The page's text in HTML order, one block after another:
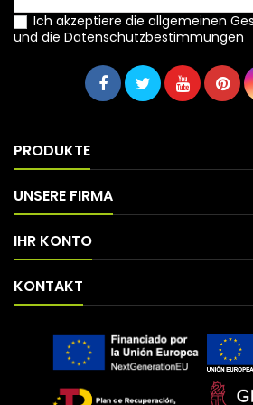
Ich akzeptiere die allgemeinen
und die Datenschutzbestimmungen
PRODUKTE
UNSERE FIRMA
IHR KONTO
KONTAKT